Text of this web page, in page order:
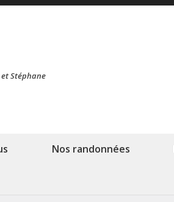
Stéphane
Nos randonnées